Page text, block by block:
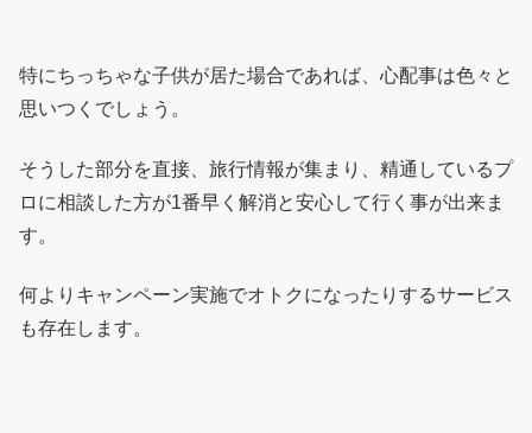
特にちっちゃな子供が居た場合であれば、心配事は色々と
思いつくでしょう。
そうした部分を直接、旅行情報が集まり、精通しているプ
ロに相談した方が1番早く解消と安心して行く事が出来ま
す。
何よりキャンペーン実施でオトクになったりするサービス
も存在します。